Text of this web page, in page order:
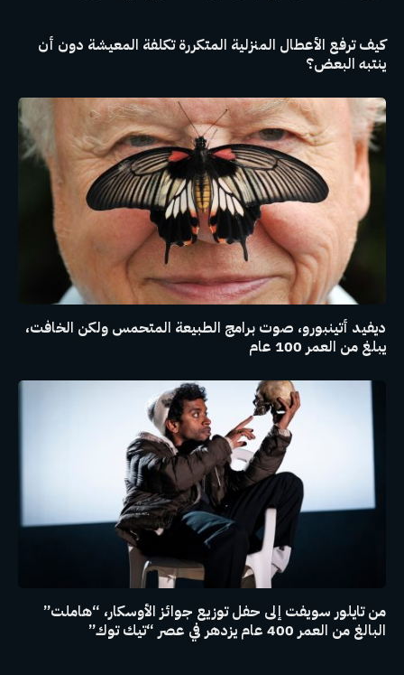
كيف ترفع الأعطال المنزلية المتكررة تكلفة المعيشة دون أن
ينتبه البعض؟
ديفيد أتينبورو، صوت برامج الطبيعة المتحمس ولكن الخافت،
يبلغ من العمر 100 عام
من تايلور سويفت إلى حفل توزيع جوائز الأوسكار، “هاملت”
البالغ من العمر 400 عام يزدهر في عصر “تيك توك”